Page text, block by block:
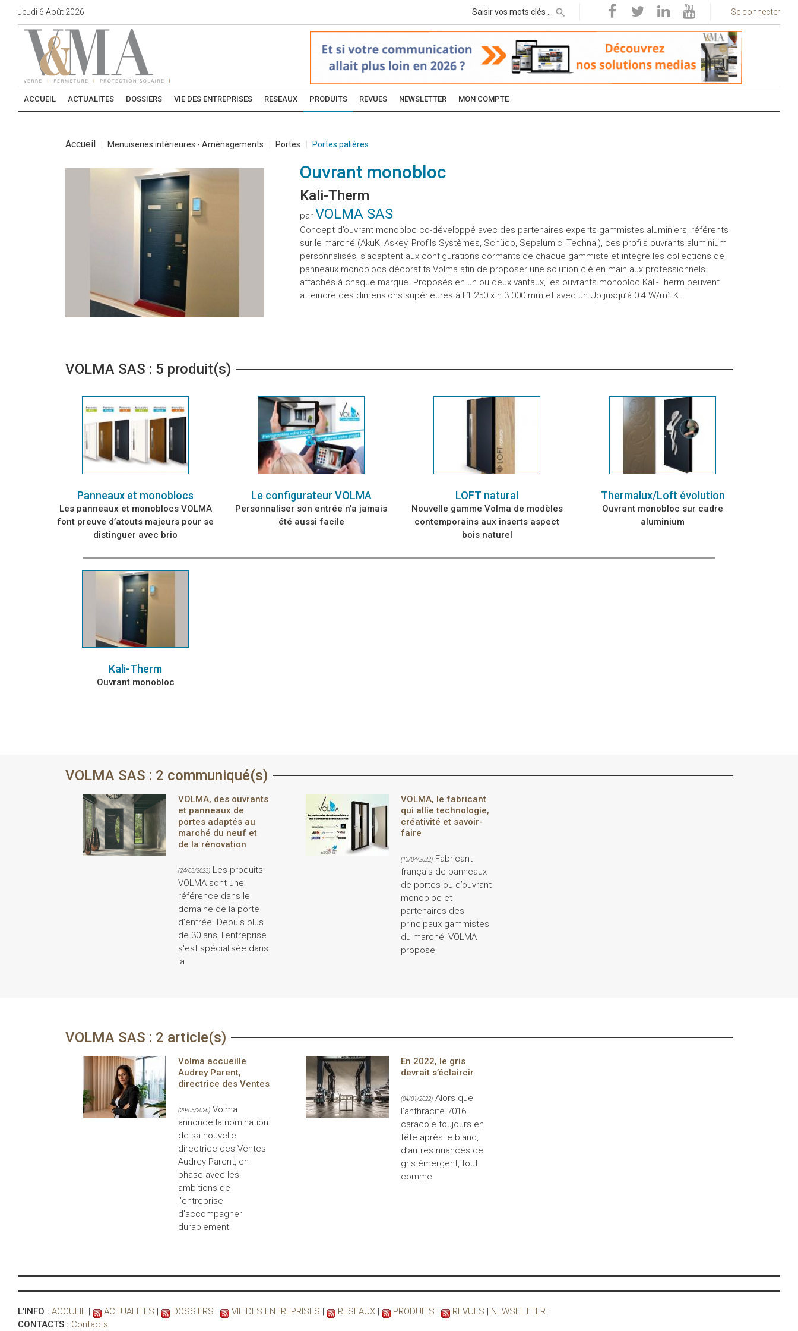
Jeudi 6 Août 2026 Se connecter
ACCUEIL ACTUALITES DOSSIERS VIE DES ENTREPRISES RESEAUX PRODUITS REVUES NEWSLETTER MON COMPTE
Accueil Menuiseries intérieures - Aménagements Portes Portes palières
Ouvrant monobloc
Kali-Therm
par VOLMA SAS
Concept d’ouvrant monobloc co-développé avec des partenaires experts gammistes aluminiers, référents
sur le marché (AkuK, Askey, Profils Systèmes, Schüco, Sepalumic, Technal), ces profils ouvrants aluminium
personnalisés, s’adaptent aux configurations dormants de chaque gammiste et intègre les collections de
panneaux monoblocs décoratifs Volma afin de proposer une solution clé en main aux professionnels
attachés à chaque marque. Proposés en un ou deux vantaux, les ouvrants monobloc Kali-Therm peuvent
atteindre des dimensions supérieures à l 1 250 x h 3 000 mm et avec un Up jusqu’à 0.4 W/m².K.
VOLMA SAS : 5 produit(s)
Panneaux et monoblocs
Les panneaux et monoblocs VOLMA
font preuve d’atouts majeurs pour se
distinguer avec brio
Le configurateur VOLMA
Personnaliser son entrée n’a jamais
été aussi facile
LOFT natural
Nouvelle gamme Volma de modèles
contemporains aux inserts aspect
bois naturel
Thermalux/Loft évolution
Ouvrant monobloc sur cadre
aluminium
Kali-Therm
Ouvrant monobloc
VOLMA SAS : 2 communiqué(s)
VOLMA, des ouvrants
et panneaux de
portes adaptés au
marché du neuf et
de la rénovation
(24/03/2023) Les produits
VOLMA sont une
référence dans le
domaine de la porte
d’entrée. Depuis plus
de 30 ans, l'entreprise
s'est spécialisée dans
la
VOLMA, le fabricant
qui allie technologie,
créativité et savoir-
faire
(13/04/2022)Fabricant
français de panneaux
de portes ou d’ouvrant
monobloc et
partenaires des
principaux gammistes
du marché, VOLMA
propose
VOLMA SAS : 2 article(s)
Volma accueille
Audrey Parent,
directrice des Ventes
(29/05/2026) Volma
annonce la nomination
de sa nouvelle
directrice des Ventes
Audrey Parent, en
phase avec les
ambitions de
l'entreprise
d'accompagner
durablement
En 2022, le gris
devrait s’éclaircir
(04/01/2022)Alors que
l’anthracite 7016
caracole toujours en
tête après le blanc,
d’autres nuances de
gris émergent, tout
comme
L'INFO : ACCUEIL | ACTUALITES | DOSSIERS | VIE DES ENTREPRISES | RESEAUX | PRODUITS | REVUES | NEWSLETTER |
CONTACTS : Contacts